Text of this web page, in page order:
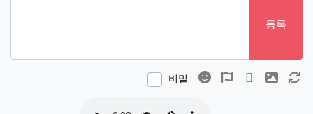
등록
비밀 이모티콘폰트어썸
동영상 이미지